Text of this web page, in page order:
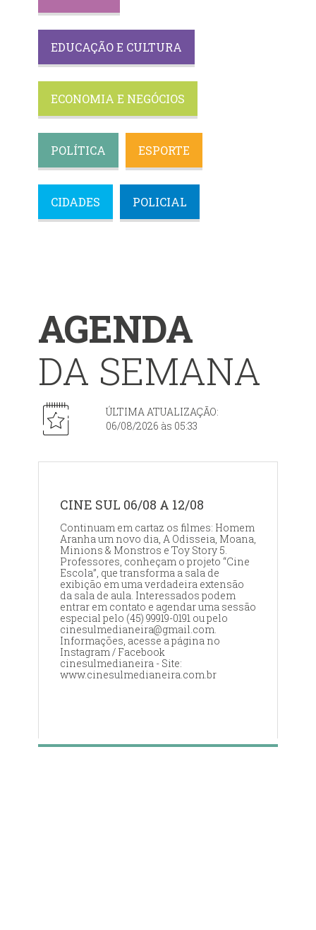
CIDADES POLICIAL
POLÍTICA ESPORTE
ECONOMIA E NEGÓCIOS
EDUCAÇÃO E CULTURA
AGENDA
DA SEMANA
ÚLTIMA ATUALIZAÇÃO:
06/08/2026 às 05:33
CINE SUL 06/08 A 12/08
Continuam em cartaz os filmes: Homem
Aranha um novo dia, A Odisseia, Moana,
Minions & Monstros e Toy Story 5.
Professores, conheçam o projeto “Cine
Escola”, que transforma a sala de
exibição em uma verdadeira extensão
da sala de aula. Interessados podem
entrar em contato e agendar uma sessão
especial pelo (45) 99919-0191 ou pelo
cinesulmedianeira@gmail.com.
Informações, acesse a página no
Instagram / Facebook
cinesulmedianeira - Site:
www.cinesulmedianeira.com.br